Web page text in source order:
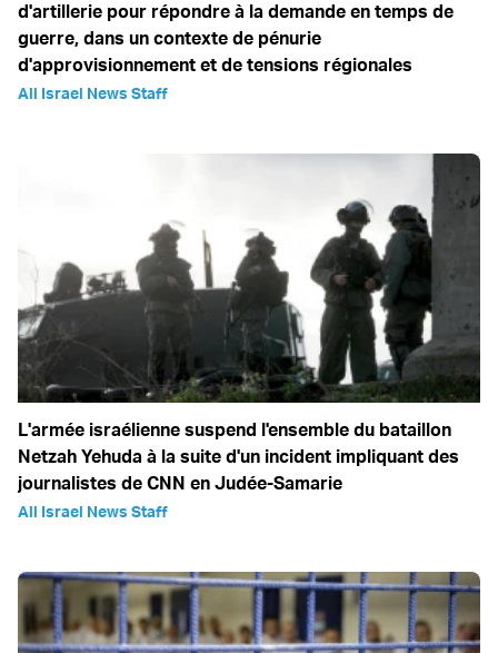
d'artillerie pour répondre à la demande en temps de
guerre, dans un contexte de pénurie
d'approvisionnement et de tensions régionales
All Israel News Staff
L'armée israélienne suspend l'ensemble du bataillon
Netzah Yehuda à la suite d'un incident impliquant des
journalistes de CNN en Judée-Samarie
All Israel News Staff